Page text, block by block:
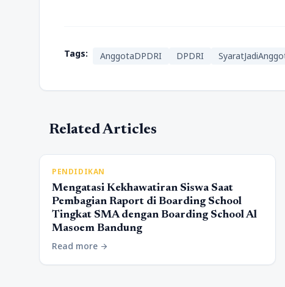
Tags: AnggotaDPDRI DPDRI
Related Articles
PENDIDIKAN
Mengatasi Kekhawatiran Siswa Saat
Pembagian Raport di Boarding School
Tingkat SMA dengan Boarding School Al
Masoem Bandung
Read more arrow_forward